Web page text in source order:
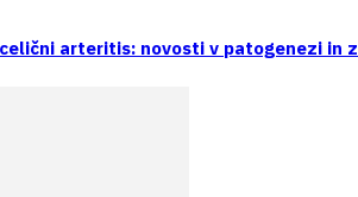
arteritis: novosti v patogenezi in